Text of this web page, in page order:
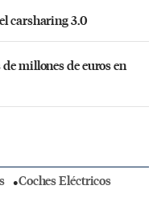
carsharing 3.0
millones de euros en
Coches Eléctricos